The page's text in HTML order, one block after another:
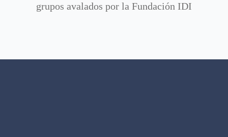
grupos avalados por la Fundación IDI